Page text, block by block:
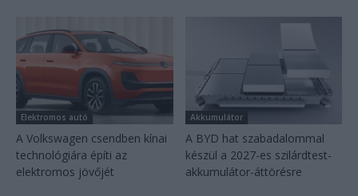
Elektromos autó
A Volkswagen csendben kínai
technológiára építi az
elektromos jövőjét
Akkumulátor
A BYD hat szabadalommal
készül a 2027-es szilárdtest-
akkumulátor-áttörésre